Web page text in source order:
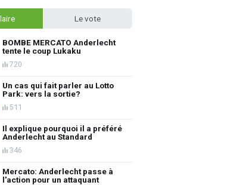
Le vote
BOMBE MERCATO Anderlecht
tente le coup Lukaku
720
Un cas qui fait parler au Lotto
Park: vers la sortie?
511
Il explique pourquoi il a préféré
Anderlecht au Standard
346
Mercato: Anderlecht passe à
l'action pour un attaquant